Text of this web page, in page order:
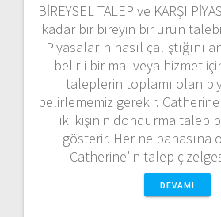
BİREYSEL TALEP ve KARŞI
kadar bir bireyin bir ürün
Piyasaların nasıl çalıştığını
belirli bir mal veya hizmet
taleplerin toplamı olan
belirlememiz gerekir.
iki kişinin dondurma talep
gösterir. Her ne pahasına
Catherine’in talep
DEVAMI